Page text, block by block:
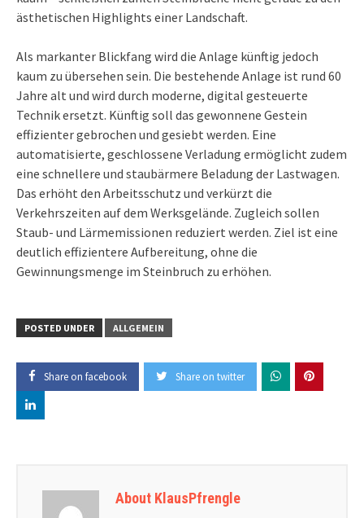
ästhetischen Highlights einer Landschaft.
Als markanter Blickfang wird die Anlage künftig jedoch
kaum zu übersehen sein. Die bestehende Anlage ist rund 60
Jahre alt und wird durch moderne, digital gesteuerte
Technik ersetzt. Künftig soll das gewonnene Gestein
effizienter gebrochen und gesiebt werden. Eine
automatisierte, geschlossene Verladung ermöglicht zudem
eine schnellere und staubärmere Beladung der Lastwagen.
Das erhöht den Arbeitsschutz und verkürzt die
Verkehrszeiten auf dem Werksgelände. Zugleich sollen
Staub- und Lärmemissionen reduziert werden. Ziel ist eine
deutlich effizientere Aufbereitung, ohne die
Gewinnungsmenge im Steinbruch zu erhöhen.
POSTED UNDER ALLGEMEIN
Share on facebook Share on twitter
About KlausPfrengle